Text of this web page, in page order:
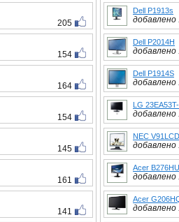
205
154
164
154
145
161
141
Dell P1913s
добавлено
Dell P2014H
добавлено
Dell P1914S
добавлено
LG
добавлено
NEC
добавлено
Acer
добавлено
Acer
добавлено